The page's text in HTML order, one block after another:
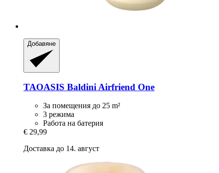
Добавяне
TAOASIS Baldini Airfriend One
За помещения до 25 m²
3 режима
Работа на батерия
€ 29,99
Доставка до 14. август